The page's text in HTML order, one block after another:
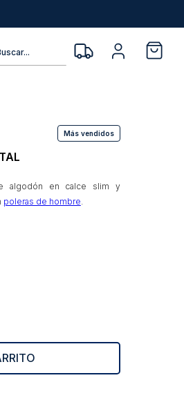
Más vendidos
algodón en calce slim y
poleras de hombre.